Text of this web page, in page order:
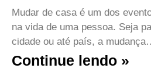
Mudar de casa é um dos
na vida de uma pessoa. Seja
cidade ou até país, a
Continue lendo »